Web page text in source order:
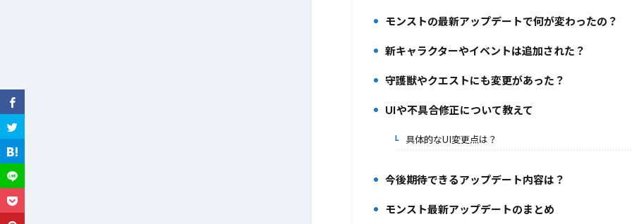
モンストの最新アップデートで何が変わったの？
5.
新キャラクターやイベントは追加された？
守護獣やクエストにも変更があった？
UIや不具合修正について教えて
7-1.具体的なUI変更点は？
今後期待できるアップデート内容は？
モンスト最新アップデートのまとめ